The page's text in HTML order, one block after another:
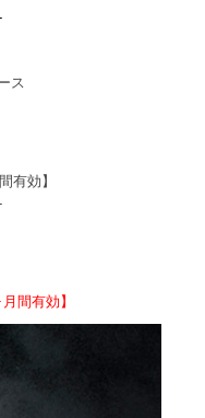
ス
有効】
間有効】